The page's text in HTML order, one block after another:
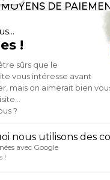
MOYENS DE
SOCIAL NETWORK